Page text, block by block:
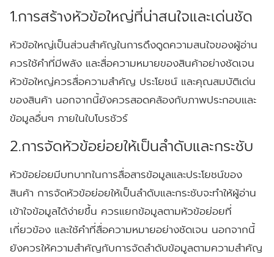
1.การสร้างหัวข้อใหญ่ที่น่าสนใจและเด่นชัด
หัวข้อใหญ่เป็นส่วนสำคัญในการดึงดูดความสนใจของผู้อ่าน
ควรใช้คำที่มีพลัง และสื่อความหมายของสินค้าอย่างชัดเจน
หัวข้อใหญ่ควรสื่อความสำคัญ ประโยชน์ และคุณสมบัติเด่น
ของสินค้า นอกจากนี้ยังควรสอดคล้องกับภาพประกอบและ
ข้อมูลอื่นๆ ภายในใบโบรชัวร์
2.การจัดหัวข้อย่อยให้เป็นลำดับและกระชับ
หัวข้อย่อยมีบทบาทในการสื่อสารข้อมูลและประโยชน์ของ
สินค้า การจัดหัวข้อย่อยให้เป็นลำดับและกระชับจะทำให้ผู้อ่าน
เข้าใจข้อมูลได้ง่ายขึ้น ควรแยกข้อมูลตามหัวข้อย่อยที่
เกี่ยวข้อง และใช้คำที่สื่อความหมายอย่างชัดเจน นอกจากนี้
ยังควรให้ความสำคัญกับการจัดลำดับข้อมูลตามความสำคัญ